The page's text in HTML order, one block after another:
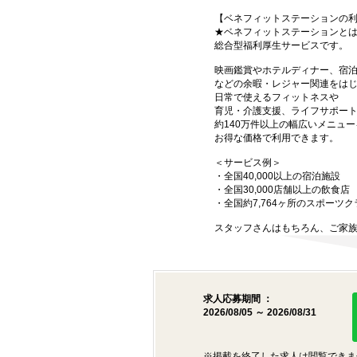
【ベネフィットステーションの
★ベネフィットステーションと
総合型福利厚生サービスです。
映画鑑賞やホテルディナー、宿
などの余暇・レジャー関連をは
日常で使えるフィットネスや
育児・介護支援、ライフサポー
約140万件以上の幅広いメニュ
お得な価格で利用できます。
＜サービス例＞
・全国40,000以上の宿泊施設
・全国30,000店舗以上の飲食店
・全国約7,764ヶ所のスポーツ
スタッフさんはもちろん、ご家
求人応募期間 ：
2026/08/05 ～ 2026/08/31